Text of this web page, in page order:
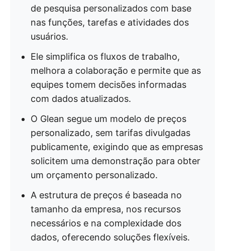
de pesquisa personalizados com base
nas funções, tarefas e atividades dos
usuários.
Ele simplifica os fluxos de trabalho,
melhora a colaboração e permite que as
equipes tomem decisões informadas
com dados atualizados.
O Glean segue um modelo de preços
personalizado, sem tarifas divulgadas
publicamente, exigindo que as empresas
solicitem uma demonstração para obter
um orçamento personalizado.
A estrutura de preços é baseada no
tamanho da empresa, nos recursos
necessários e na complexidade dos
dados, oferecendo soluções flexíveis.